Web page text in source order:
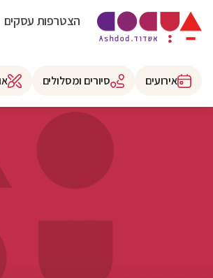
הצטרפות עסקים
אירועים סיורים ומסלולים